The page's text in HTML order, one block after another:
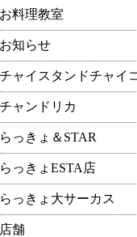
お料理教室
お知らせ
チャイスタンドチャイ
チャンドリカ
らっきょ＆STAR
らっきょESTA店
らっきょ大サーカス
店舗